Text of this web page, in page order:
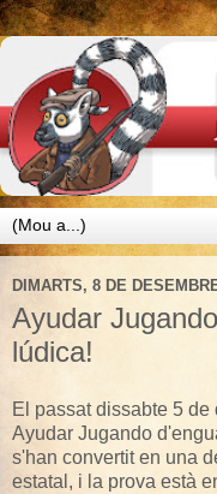
DIMARTS, 8 DE
Ayudar
lúdica!
El passat dissabte 5
Ayudar Jugando
s'han convertit en una
estatal, i la prova està